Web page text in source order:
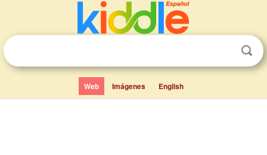
Web Imágenes English